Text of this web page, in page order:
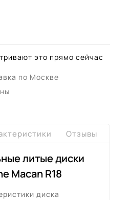
это прямо сейчас
по Москве
Отзывы
литые диски
Macan R18
диска